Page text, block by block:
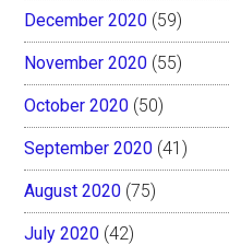
December 2020 (59)
November 2020 (55)
October 2020 (50)
September 2020 (41)
August 2020 (75)
July 2020 (42)